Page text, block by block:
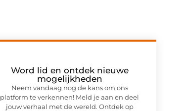
Word lid en ontdek nieuwe
mogelijkheden
Neem vandaag nog de kans om ons
platform te verkennen! Meld je aan en deel
jouw verhaal met de wereld. Ontdek op